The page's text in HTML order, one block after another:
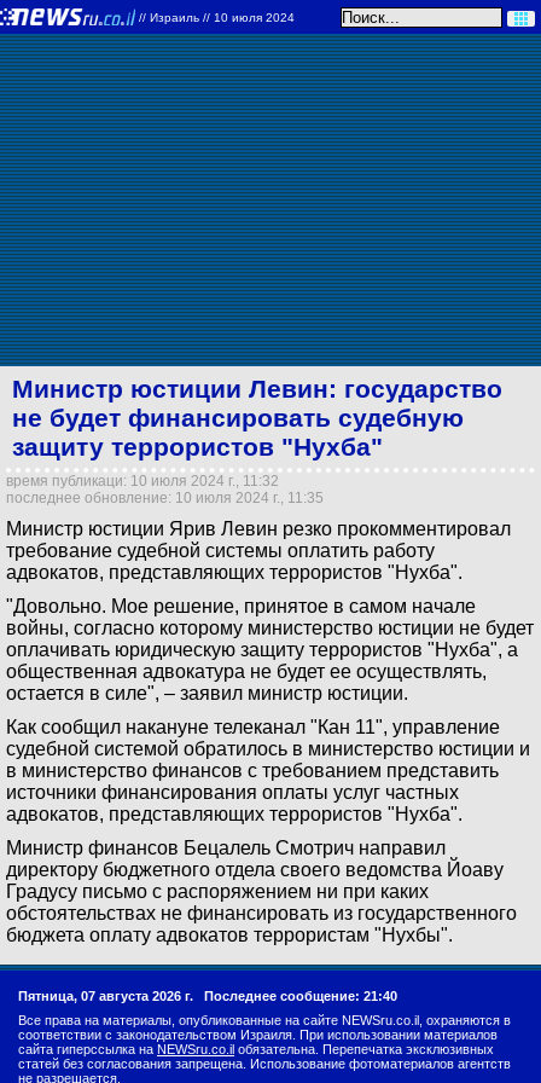
// Израиль // 10 июля 2024
Министр юстиции Левин: государство
не будет финансировать судебную
защиту террористов "Нухба"
время публикаци: 10 июля 2024 г., 11:32
последнее обновление: 10 июля 2024 г., 11:35
Министр юстиции Ярив Левин резко прокомментировал
требование судебной системы оплатить работу
адвокатов, представляющих террористов "Нухба".
"Довольно. Мое решение, принятое в самом начале
войны, согласно которому министерство юстиции не будет
оплачивать юридическую защиту террористов "Нухба", а
общественная адвокатура не будет ее осуществлять,
остается в силе", – заявил министр юстиции.
Как сообщил накануне телеканал "Кан 11", управление
судебной системой обратилось в министерство юстиции и
в министерство финансов c требованием представить
источники финансирования оплаты услуг частных
адвокатов, представляющих террористов "Нухба".
Министр финансов Бецалель Смотрич направил
директору бюджетного отдела своего ведомства Йоаву
Градусу письмо с распоряжением ни при каких
обстоятельствах не финансировать из государственного
бюджета оплату адвокатов террористам "Нухбы".
Пятница, 07 августа 2026 г. Последнее сообщение: 21:40
Все права на материалы, опубликованные на сайте NEWSru.co.il, охраняются в
соответствии с законодательством Израиля. При использовании материалов
сайта гиперссылка на NEWSru.co.il обязательна. Перепечатка эксклюзивных
статей без согласования запрещена. Использование фотоматериалов агентств
не разрешается.